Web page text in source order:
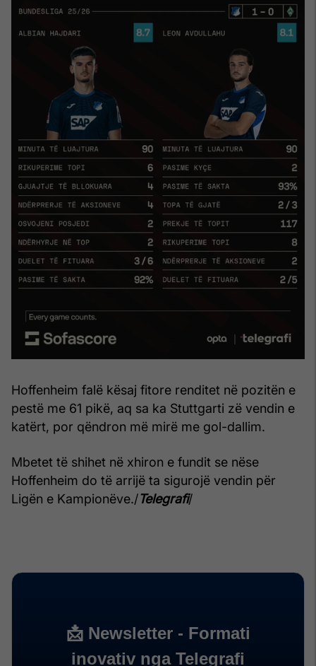
Hoffenheim falë kësaj fitore renditet në pozitën e
pestë me 61 pikë, aq sa ka Stuttgarti zë vendin e
katërt, por qëndron më mirë me gol-dallim.
Mbetet të shihet në xhiron e fundit se nëse
Hoffenheim do të arrijë ta sigurojë vendin për
Ligën e Kampionëve./Telegrafi/